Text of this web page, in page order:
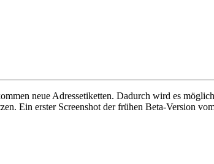
neue Adressetiketten. Dadurch wird es
Ein erster Screenshot der frühen Beta-Version